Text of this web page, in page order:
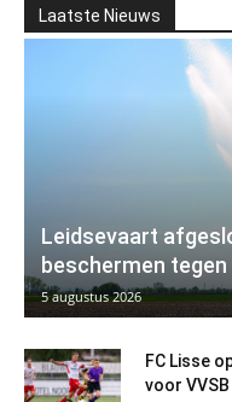
Laatste Nieuws
Leidsevaart
beschermen
5 augustus 2026
FC Lisse
voor